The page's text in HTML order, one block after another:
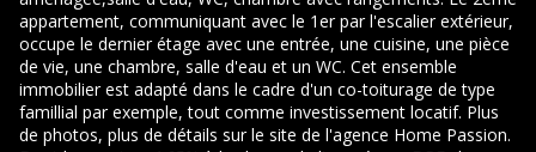
appartement, communiquant avec le 1er par l'escalier extérieur,
occupe le dernier étage avec une entrée, une cuisine, une pièce
de vie, une chambre, salle d'eau et un WC. Cet ensemble
immobilier est adapté dans le cadre d'un co-toiturage de type
famillial par exemple, tout comme investissement locatif. Plus
de photos, plus de détails sur le site de l'agence Home Passion.